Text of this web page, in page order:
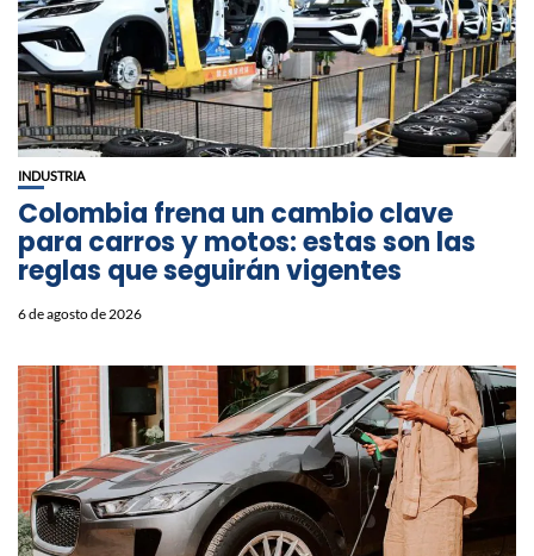
INDUSTRIA
Colombia frena un cambio clave
para carros y motos: estas son las
reglas que seguirán vigentes
6 de agosto de 2026